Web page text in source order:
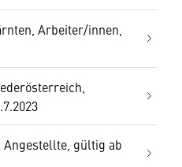
Arbeiter/innen,
gültig ab